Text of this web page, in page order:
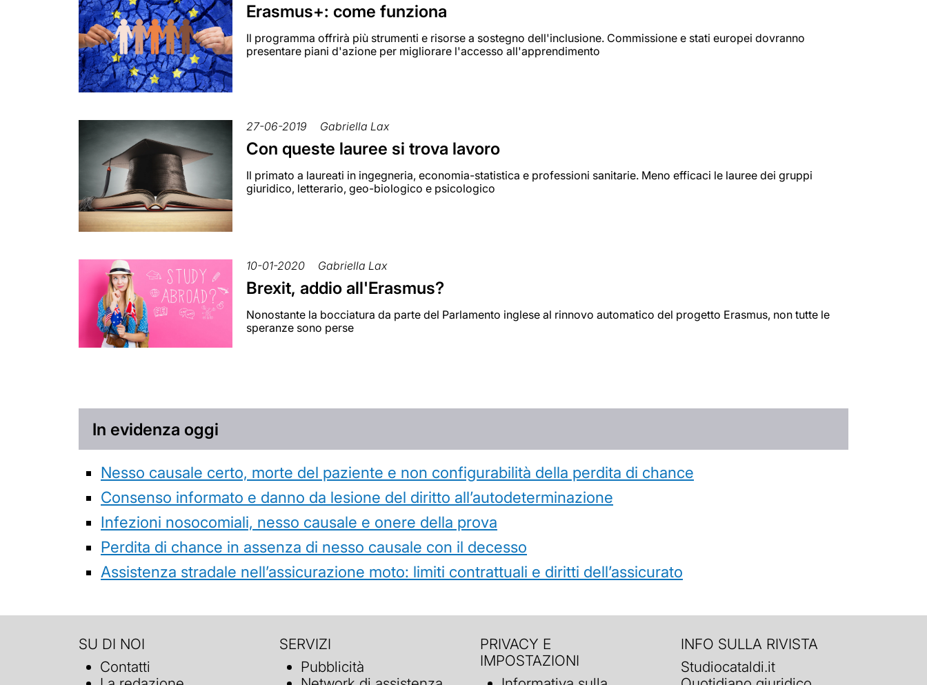
Erasmus+: come funziona
Il programma offrirà più strumenti e risorse a sostegno dell'inclusione. Commissione e stati europei dovranno
presentare piani d'azione per migliorare l'accesso all'apprendimento
27-06-2019 Gabriella Lax
Con queste lauree si trova lavoro
Il primato a laureati in ingegneria, economia-statistica e professioni sanitarie. Meno efficaci le lauree dei gruppi
giuridico, letterario, geo-biologico e psicologico
10-01-2020 Gabriella Lax
Brexit, addio all'Erasmus?
Nonostante la bocciatura da parte del Parlamento inglese al rinnovo automatico del progetto Erasmus, non tutte le
speranze sono perse
In evidenza oggi
Nesso causale certo, morte del paziente e non configurabilità della perdita di chance
Consenso informato e danno da lesione del diritto all’autodeterminazione
Infezioni nosocomiali, nesso causale e onere della prova
Perdita di chance in assenza di nesso causale con il decesso
Assistenza stradale nell’assicurazione moto: limiti contrattuali e diritti dell’assicurato
SU DI NOI
Contatti
SERVIZI
Pubblicità
PRIVACY E
IMPOSTAZIONI
INFO SULLA RIVISTA
Studiocataldi.it